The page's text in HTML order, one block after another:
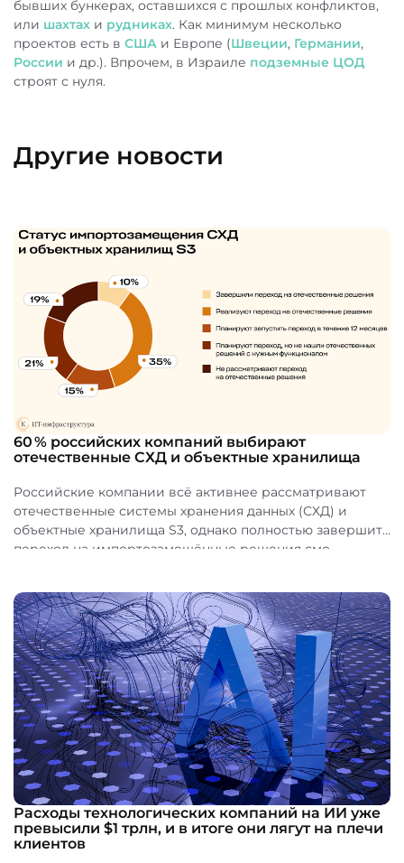
бывших бункерах, оставшихся с прошлых конфликтов,
или шахтах и рудниках. Как минимум несколько
проектов есть в США и Европе (Швеции, Германии,
России и др.). Впрочем, в Израиле подземные ЦОД
строят с нуля.
Другие новости
60 % российских компаний выбирают
отечественные СХД и объектные хранилища
Российские компании всё активнее рассматривают
отечественные системы хранения данных (СХД) и
объектные хранилища S3, однако полностью завершить
переход на импортозамещённые решения смо...
Расходы технологических компаний на ИИ уже
превысили $1 трлн, и в итоге они лягут на плечи
клиентов